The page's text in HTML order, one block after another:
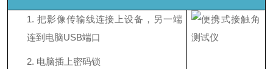
1. 把影像传输线连接上设备，另一端
连到电脑USB端口
2. 电脑插上密码锁